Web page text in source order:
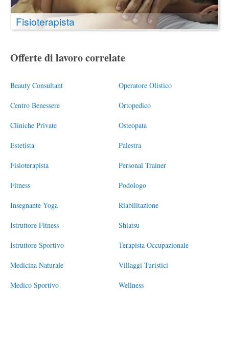
Fisioterapista
Offerte di lavoro correlate
Beauty Consultant
Centro Benessere
Cliniche Private
Estetista
Fisioterapista
Fitness
Insegnante Yoga
Istruttore Fitness
Istruttore Sportivo
Medicina Naturale
Medico Sportivo
Operatore Olistico
Ortopedico
Osteopata
Palestra
Personal Trainer
Podologo
Riabilitazione
Shiatsu
Terapista Occupazionale
Villaggi Turistici
Wellness